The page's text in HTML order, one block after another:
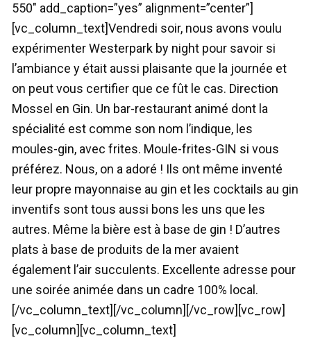
550″ add_caption=”yes” alignment=”center”]
[vc_column_text]Vendredi soir, nous avons voulu
expérimenter Westerpark by night pour savoir si
l’ambiance y était aussi plaisante que la journée et
on peut vous certifier que ce fût le cas. Direction
Mossel en Gin. Un bar-restaurant animé dont la
spécialité est comme son nom l’indique, les
moules-gin, avec frites. Moule-frites-GIN si vous
préférez. Nous, on a adoré ! Ils ont même inventé
leur propre mayonnaise au gin et les cocktails au gin
inventifs sont tous aussi bons les uns que les
autres. Même la bière est à base de gin ! D’autres
plats à base de produits de la mer avaient
également l’air succulents. Excellente adresse pour
une soirée animée dans un cadre 100% local.
[/vc_column_text][/vc_column][/vc_row][vc_row]
[vc_column][vc_column_text]